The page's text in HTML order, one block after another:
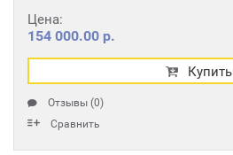
Цена:
154 000.00 р.
Купить
Отзывы (0)
Сравнить